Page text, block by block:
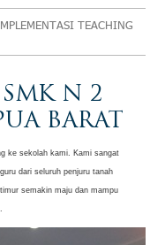
TEACHING
N 2
BARAT
ke sekolah kami. Kami sangat
dari seluruh penjuru tanah
semakin maju dan mampu